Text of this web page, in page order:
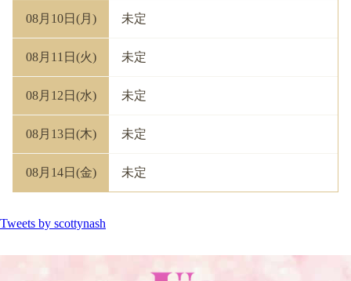
08月10日(月) 未定
08月11日(火) 未定
08月12日(水) 未定
08月13日(木) 未定
08月14日(金) 未定
Tweets by scottynash